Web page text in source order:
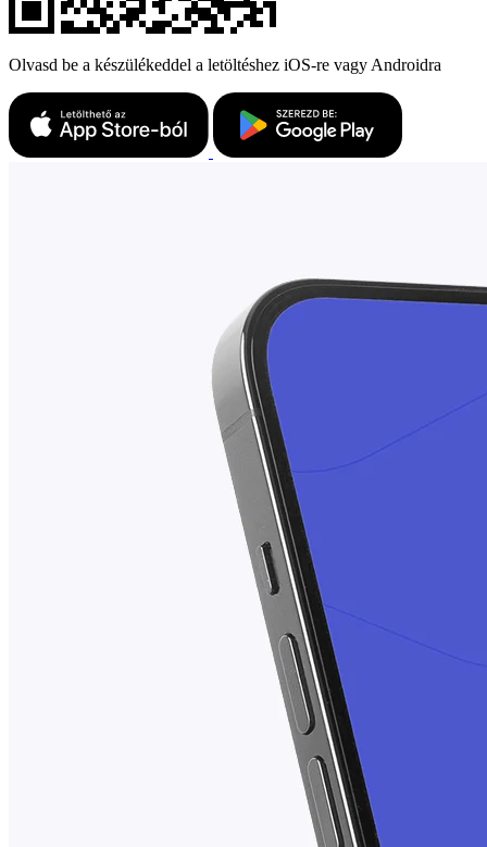
Olvasd be a készülékeddel a letöltéshez iOS-re vagy Androidra